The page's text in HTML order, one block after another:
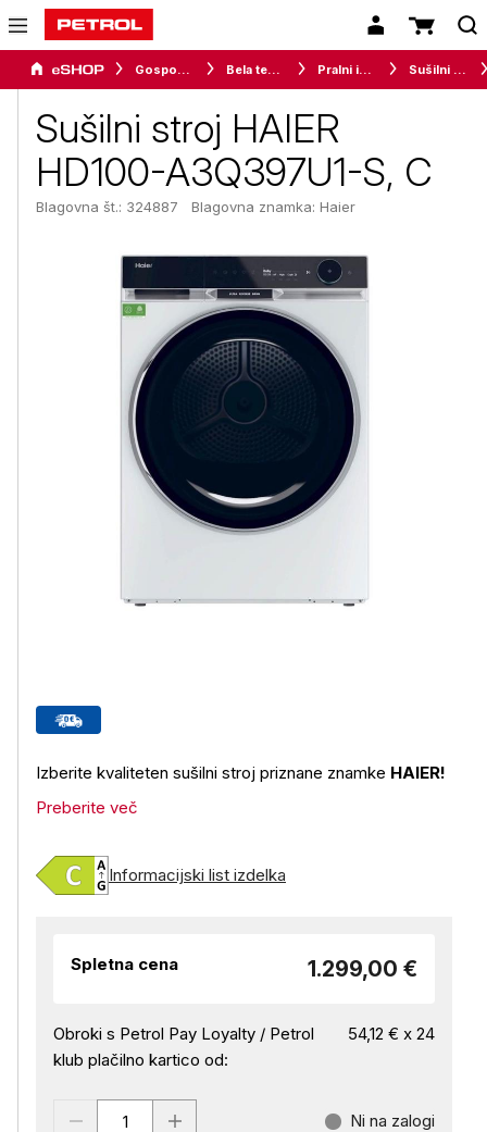
Gospodinjski aparati Bela tehnika Pralni in sušilni stroji Sušilni stroji
Sušilni stroj HAIER
HD100-A3Q397U1-S, C
Blagovna št.: 324887 Blagovna znamka: Haier
Izberite kvaliteten sušilni stroj priznane znamke HAIER!
Preberite več
Informacijski list izdelka
Spletna cena 1.299,00 €
Obroki s Petrol Pay Loyalty / Petrol
klub plačilno kartico od:
54,12 € x 24
Ni na zalogi